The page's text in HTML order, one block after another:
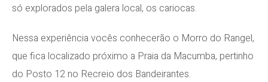
só explorados pela galera local, os cariocas.
Nessa experiência vocês conhecerão o Morro do Rangel,
que fica localizado próximo a Praia da Macumba, pertinho
do Posto 12 no Recreio dos Bandeirantes.